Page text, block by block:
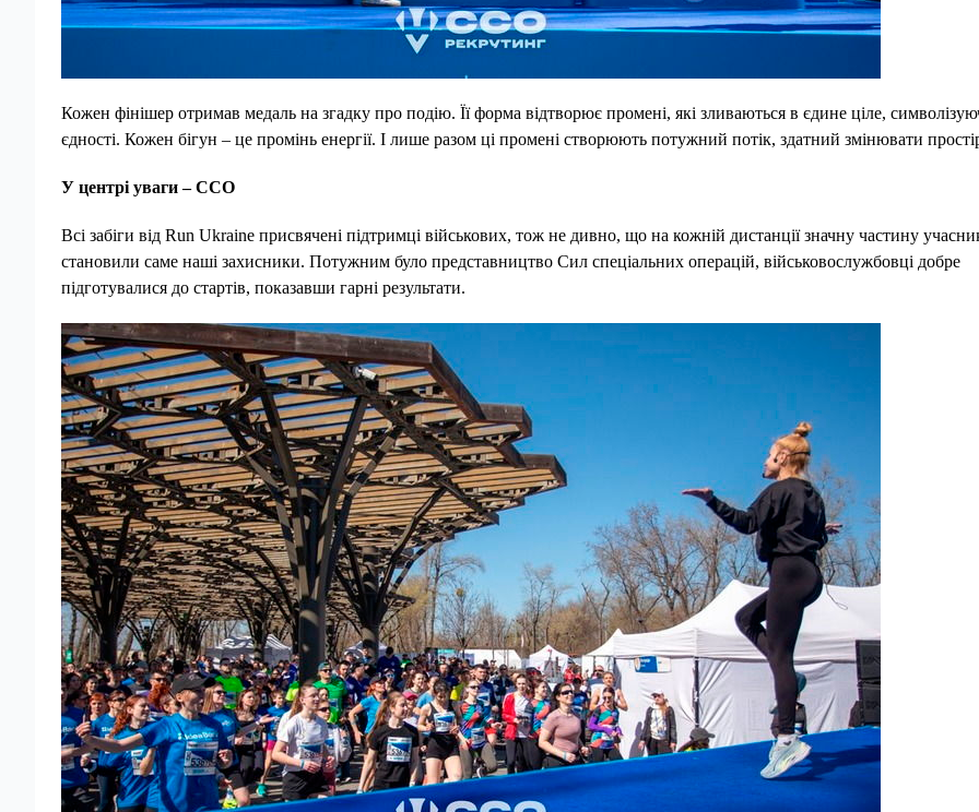
Кожен фінішер отримав медаль на згадку про подію. Її форма відтворює промені, які зливаються в єдине ціле,
єдності. Кожен бігун – це промінь енергії. І лише разом ці промені створюють потужний потік, здатний змінювати
У центрі уваги – ССО
Всі забіги від Run Ukraine присвячені підтримці військових, тож не дивно, що на кожній дистанції значну частину
становили саме наші захисники. Потужним було представництво Сил спеціальних операцій, військовослужбовці добре
підготувалися до стартів, показавши гарні результати.